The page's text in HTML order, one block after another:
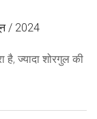
/ 2024
है, ज्यादा शोरगुल की